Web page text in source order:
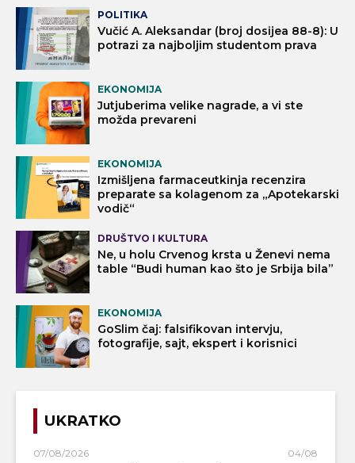
POLITIKA
Vučić A. Aleksandar (broj dosijea 88-8): U
potrazi za najboljim studentom prava
EKONOMIJA
Jutjuberima velike nagrade, a vi ste
možda prevareni
EKONOMIJA
Izmišljena farmaceutkinja recenzira
preparate sa kolagenom za „Apotekarski
vodič“
DRUŠTVO I KULTURA
Ne, u holu Crvenog krsta u Ženevi nema
table “Budi human kao što je Srbija bila”
EKONOMIJA
GoSlim čaj: falsifikovan intervju,
fotografije, sajt, ekspert i korisnici
UKRATKO
07/08/2026 04/08/2026